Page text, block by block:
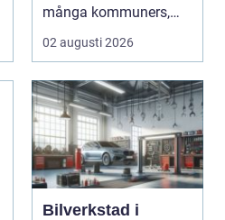
många kommuners,
privata vårdgivares och
02 augusti 2026
Bilverkstad i